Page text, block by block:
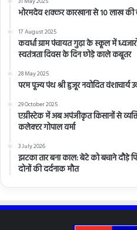
भोरमदेव शक्कर कारखाना से 10 लाख की
17 August 2025
कवर्धा ग्राम पंचायत गुढ़ा के स्कूल में
स्वतंत्रता दिवस के दिन छोड़े काले कबूतर
28 May 2025
परम पूज्य पंथ श्री हुजूर नवोदित
29 October 2025
एग्रीस्टेक में अब अपंजीकृत किसानों से
कलेक्टर गोपाल वर्मा
3 July 2026
झटका तार बना काल: बेटे को बचाने दौड़े
दोनों की दर्दनाक मौत